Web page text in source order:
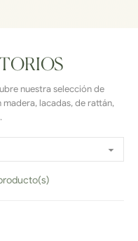
nuestra selección de
lacadas, de rattán,
